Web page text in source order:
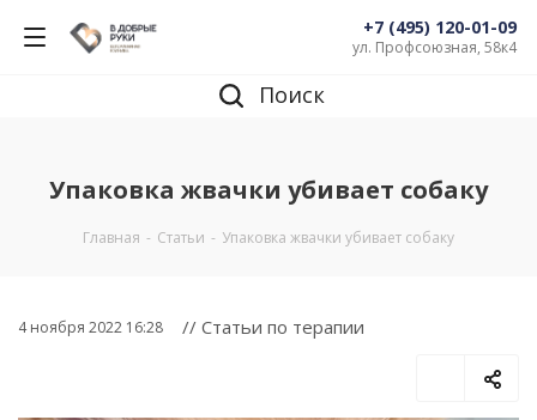
+7 (495) 120-01-09
ул. Профсоюзная, 58к4
Поиск
Упаковка жвачки убивает собаку
Главная - Статьи - Упаковка жвачки убивает собаку
4 ноября 2022 16:28 // Статьи по терапии